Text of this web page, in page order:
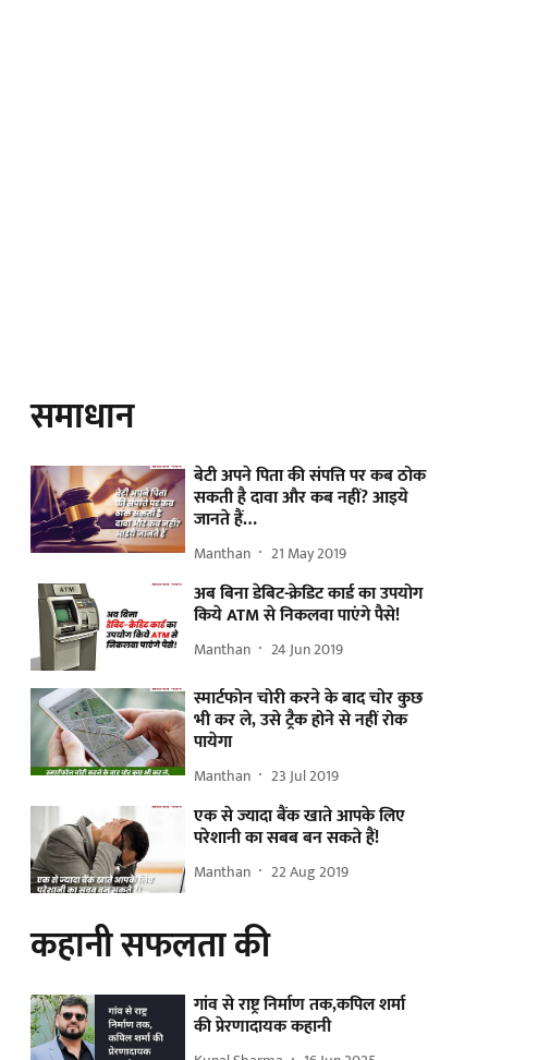
समाधान
बेटी अपने पिता की संपत्ति पर कब ठोक
सकती है दावा और कब नहीं? आइये
जानते हैं…
Manthan 21 May 2019
अब बिना डेबिट-क्रेडिट कार्ड का उपयोग
किये ATM से निकलवा पाएंगे पैसे!
Manthan 24 Jun 2019
स्मार्टफोन चोरी करने के बाद चोर कुछ
भी कर ले, उसे ट्रैक होने से नहीं रोक
पायेगा
Manthan 23 Jul 2019
एक से ज्यादा बैंक खाते आपके लिए
परेशानी का सबब बन सकते हैं!
Manthan 22 Aug 2019
कहानी सफलता की
गांव से राष्ट्र निर्माण तक,कपिल शर्मा
की प्रेरणादायक कहानी